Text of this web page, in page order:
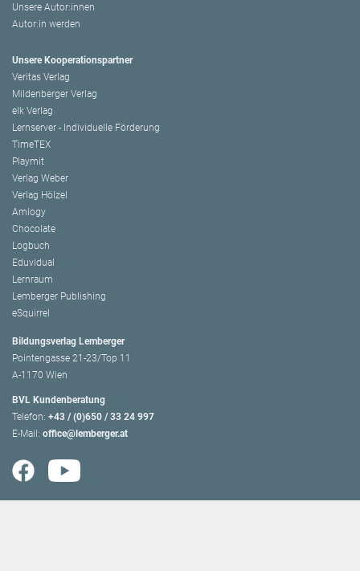
Unsere Autor:innen
Autor:in werden
Unsere Kooperationspartner
Veritas Verlag
Mildenberger Verlag
elk Verlag
Lernserver - Individuelle Förderung
TimeTEX
Playmit
Verlag Weber
Verlag Hölzel
Amlogy
Chocolate
Logbuch
Eduvidual
Lernraum
Lemberger Publishing
eSquirrel
Bildungsverlag Lemberger
Pointengasse 21-23/Top 11
A-1170 Wien
BVL Kundenberatung
Telefon: +43 / (0)650 / 33 24 997
E-Mail: office@lemberger.at